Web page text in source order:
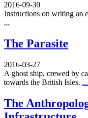
2016-09-30
Instructions on writing an
...
The Parasite
2016-03-27
A ghost ship, crewed by
towards the British Isles. ...
The